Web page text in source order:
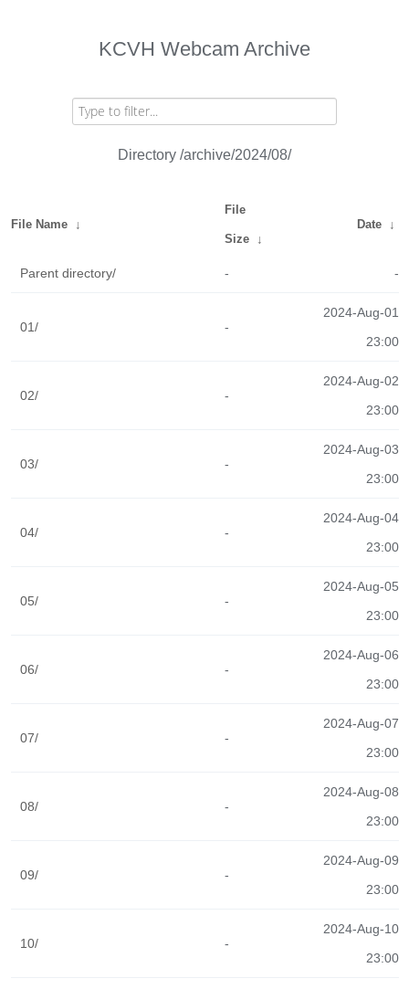
KCVH Webcam Archive
Directory /archive/2024/08/
File Name ↓
File
Size ↓
Date ↓
Parent directory/ - -
01/ -
2024-Aug-01
23:00
02/ -
2024-Aug-02
23:00
03/ -
2024-Aug-03
23:00
04/ -
2024-Aug-04
23:00
05/ -
2024-Aug-05
23:00
06/ -
2024-Aug-06
23:00
07/ -
2024-Aug-07
23:00
08/ -
2024-Aug-08
23:00
09/ -
2024-Aug-09
23:00
10/ -
2024-Aug-10
23:00